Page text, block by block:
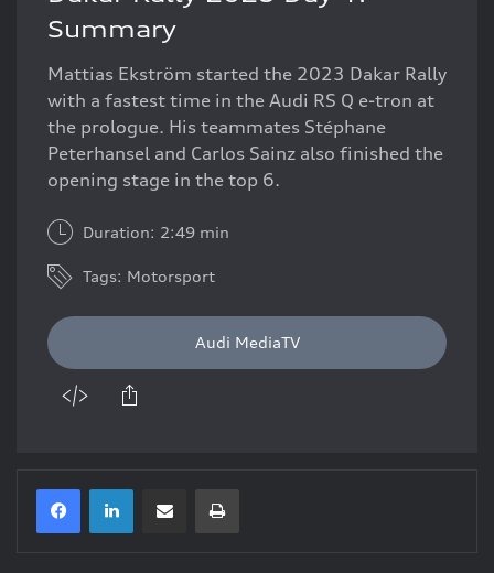
Compartir por correo electrónicoImprimir